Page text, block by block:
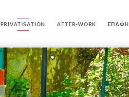
PRIVATISATION AFTER-WORK ΕΠΑΦΉ